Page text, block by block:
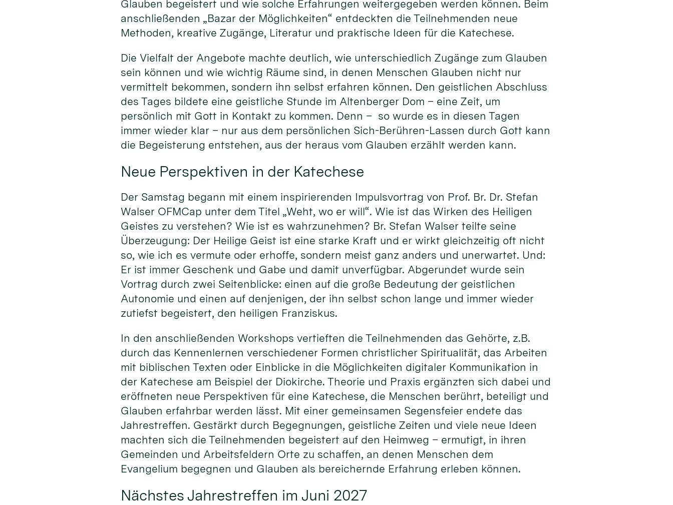
Glauben begeistert und wie solche Erfahrungen weitergegeben werden können. Beim
anschließenden „Bazar der Möglichkeiten“ entdeckten die Teilnehmenden neue
Methoden, kreative Zugänge, Literatur und praktische Ideen für die Katechese.
Die Vielfalt der Angebote machte deutlich, wie unterschiedlich Zugänge zum Glauben
sein können und wie wichtig Räume sind, in denen Menschen Glauben nicht nur
vermittelt bekommen, sondern ihn selbst erfahren können. Den geistlichen Abschluss
des Tages bildete eine geistliche Stunde im Altenberger Dom – eine Zeit, um
persönlich mit Gott in Kontakt zu kommen. Denn – so wurde es in diesen Tagen
immer wieder klar – nur aus dem persönlichen Sich-Berühren-Lassen durch Gott kann
die Begeisterung entstehen, aus der heraus vom Glauben erzählt werden kann.
Neue Perspektiven in der Katechese
Der Samstag begann mit einem inspirierenden Impulsvortrag von Prof. Br. Dr. Stefan
Walser OFMCap unter dem Titel „Weht, wo er will“. Wie ist das Wirken des Heiligen
Geistes zu verstehen? Wie ist es wahrzunehmen? Br. Stefan Walser teilte seine
Überzeugung: Der Heilige Geist ist eine starke Kraft und er wirkt gleichzeitig oft nicht
so, wie ich es vermute oder erhoffe, sondern meist ganz anders und unerwartet. Und:
Er ist immer Geschenk und Gabe und damit unverfügbar. Abgerundet wurde sein
Vortrag durch zwei Seitenblicke: einen auf die große Bedeutung der geistlichen
Autonomie und einen auf denjenigen, der ihn selbst schon lange und immer wieder
zutiefst begeistert, den heiligen Franziskus.
In den anschließenden Workshops vertieften die Teilnehmenden das Gehörte, z.B.
durch das Kennenlernen verschiedener Formen christlicher Spiritualität, das Arbeiten
mit biblischen Texten oder Einblicke in die Möglichkeiten digitaler Kommunikation in
der Katechese am Beispiel der Diokirche. Theorie und Praxis ergänzten sich dabei und
eröffneten neue Perspektiven für eine Katechese, die Menschen berührt, beteiligt und
Glauben erfahrbar werden lässt. Mit einer gemeinsamen Segensfeier endete das
Jahrestreffen. Gestärkt durch Begegnungen, geistliche Zeiten und viele neue Ideen
machten sich die Teilnehmenden begeistert auf den Heimweg – ermutigt, in ihren
Gemeinden und Arbeitsfeldern Orte zu schaffen, an denen Menschen dem
Evangelium begegnen und Glauben als bereichernde Erfahrung erleben können.
Nächstes Jahrestreffen im Juni 2027